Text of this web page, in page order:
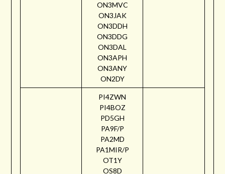
ON3MVC
ON3JAK
ON3DDH
ON3DDG
ON3DAL
ON3APH
ON3ANY
ON2DY
PI4ZWN
PI4BOZ
PD5GH
PA9F/P
PA2MD
PA1MIR/P
OT1Y
OS8D